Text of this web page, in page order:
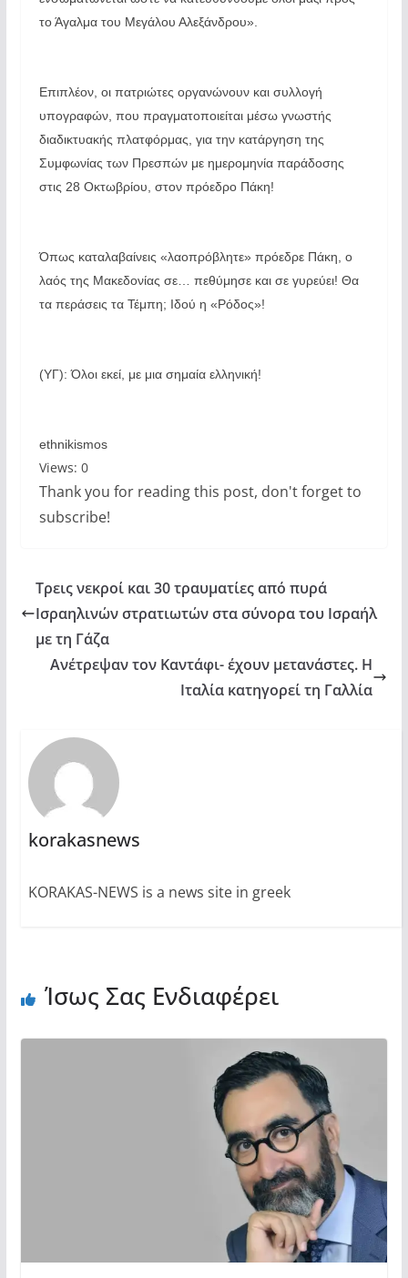
το Άγαλμα του Μεγάλου Αλεξάνδρου».
Επιπλέον, οι πατριώτες οργανώνουν και συλλογή
υπογραφών, που πραγματοποιείται μέσω γνωστής
διαδικτυακής πλατφόρμας, για την κατάργηση της
Συμφωνίας των Πρεσπών με ημερομηνία παράδοσης
στις 28 Οκτωβρίου, στον πρόεδρο Πάκη!
Όπως καταλαβαίνεις «λαοπρόβλητε» πρόεδρε Πάκη, ο
λαός της Μακεδονίας σε… πεθύμησε και σε γυρεύει! Θα
τα περάσεις τα Τέμπη; Ιδού η «Ρόδος»!
(ΥΓ): Όλοι εκεί, με μια σημαία ελληνική!
ethnikismos
Views: 0
Thank you for reading this post, don't forget to
subscribe!
Τρεις νεκροί και 30 τραυματίες από πυρά
Ισραηλινών στρατιωτών στα σύνορα του Ισραήλ
με τη Γάζα
Ανέτρεψαν τον Καντάφι- έχουν μετανάστες. Η
Ιταλία κατηγορεί τη Γαλλία
korakasnews
KORAKAS-NEWS is a news site in greek
Ίσως Σας Ενδιαφέρει